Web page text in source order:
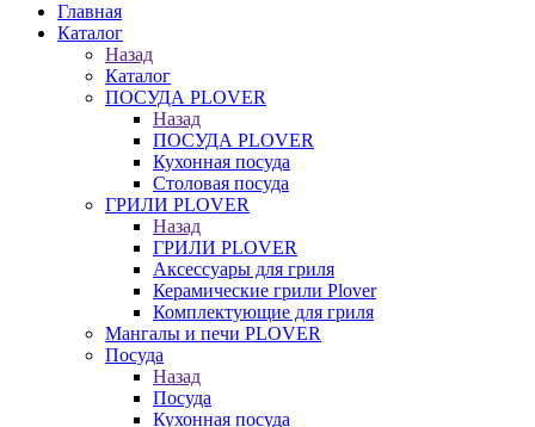
Главная
Каталог
Назад
Каталог
ПОСУДА PLOVER
Назад
ПОСУДА PLOVER
Кухонная посуда
Столовая посуда
ГРИЛИ PLOVER
Назад
ГРИЛИ PLOVER
Аксессуары для гриля
Керамические грили Plover
Комплектующие для гриля
Мангалы и печи PLOVER
Посуда
Назад
Посуда
Кухонная посуда